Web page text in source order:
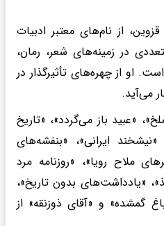
مجابی، متولد ۱۳۱۸ در قزوین، از نام‌های معتبر ادبیات
در زمینه‌های شعر، رمان،
او از چهره‌های تأثیرگذار در
می‌آید.
«عبید باز می‌گردد»، «تاریخ
ایرانی»، «بنفشه‌های
ملاح رویا»، «روزنامه مرد
«یادداشت‌های بدون تاریخ»،
گمشده» و «آقای ذوزنقه» از